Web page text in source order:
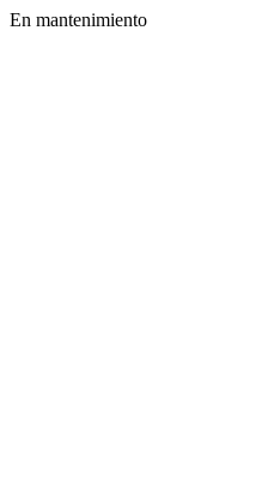
En mantenimiento